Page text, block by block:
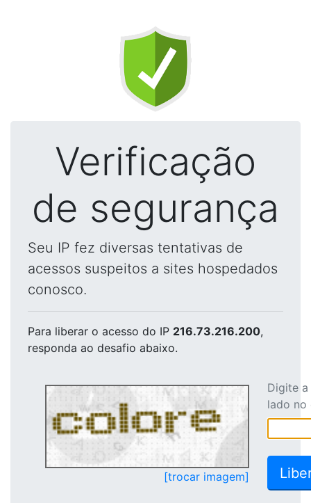
Verificação
de segurança
Seu IP fez diversas tentativas de
acessos suspeitos a sites hospedados
conosco.
Para liberar o acesso do IP 216.73.216.200,
responda ao desafio abaixo.
[trocar imagem]
Digite
lado no